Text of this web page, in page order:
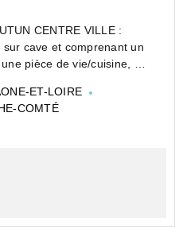
CENTRE VILLE :
cave et comprenant un
pièce de vie/cuisine, un
en duplex
ET-LOIRE
COMTÉ